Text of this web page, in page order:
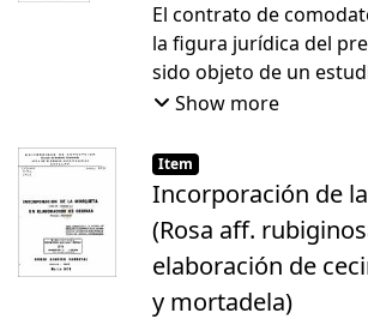
Saavedra Belmar, Pablo
Enríquez, Emilio
El contrato de
la figura jurídica del
sido objeto de un
sistemático en
aplicación práctica. La
informe cumple así la
se propuso el autor, en
este vacío de nuestra
y lo ha hecho bien.
Show more
Item
Incorporación de
(Rosa aff.
elaboración de
y mortadela)